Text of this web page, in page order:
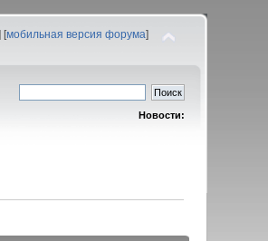
[мобильная версия форума]
Новости: